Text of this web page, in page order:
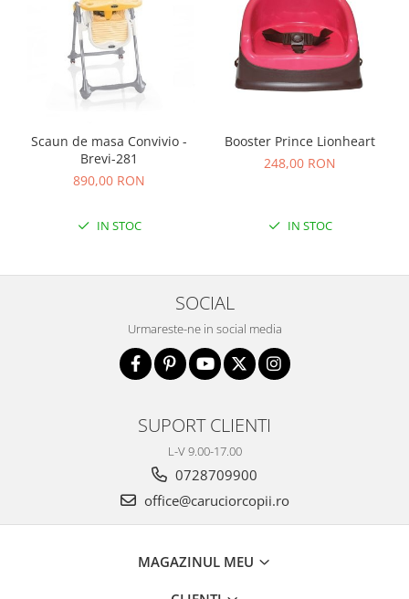
Scaun de masa Convivio -
Brevi-281
890,00 RON
IN STOC
Booster Prince Lionheart
248,00 RON
IN STOC
SOCIAL
Urmareste-ne in social media
SUPORT CLIENTI
L-V 9.00-17.00
0728709900
office@caruciorcopii.ro
MAGAZINUL MEU